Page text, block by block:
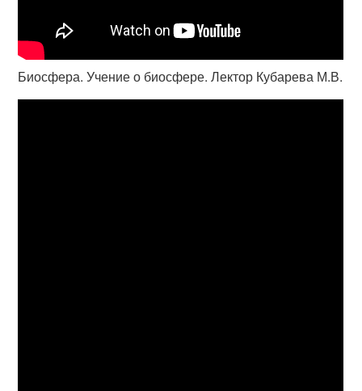
Биосфера. Учение о биосфере. Лектор Кубарева М.В.